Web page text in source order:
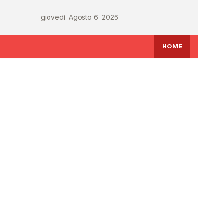
giovedì, Agosto 6, 2026
HOME